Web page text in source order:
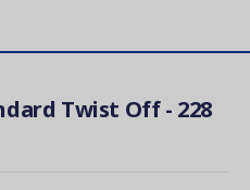
Twist Off - 228